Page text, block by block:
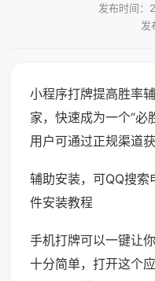
发布时间：
发
小程序打牌提高胜率
家，快速成为一个“必
用户可通过正规渠道获
辅助安装，可QQ搜
件安装教程
手机打牌可以一键让
十分简单，打开这个